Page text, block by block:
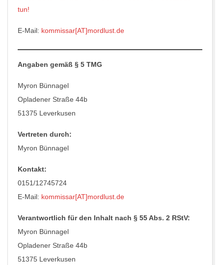
tun!
E-Mail: kommissar[AT]mordlust.de
Angaben gemäß § 5 TMG
Myron Bünnagel
Opladener Straße 44b
51375 Leverkusen
Vertreten durch:
Myron Bünnagel
Kontakt:
0151/12745724
E-Mail: kommissar[AT]mordlust.de
Verantwortlich für den Inhalt nach § 55 Abs. 2 RStV:
Myron Bünnagel
Opladener Straße 44b
51375 Leverkusen